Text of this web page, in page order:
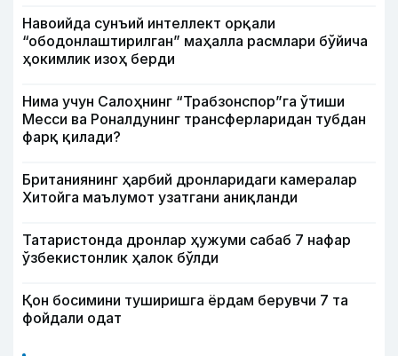
Навоийда сунъий интеллект орқали
“ободонлаштирилган” маҳалла расмлари бўйича
ҳокимлик изоҳ берди
Нима учун Салоҳнинг “Трабзонспор”га ўтиши
Месси ва Роналдунинг трансферларидан тубдан
фарқ қилади?
Британиянинг ҳарбий дронларидаги камералар
Хитойга маълумот узатгани аниқланди
Татаристонда дронлар ҳужуми сабаб 7 нафар
ўзбекистонлик ҳалок бўлди
Қон босимини туширишга ёрдам берувчи 7 та
фойдали одат